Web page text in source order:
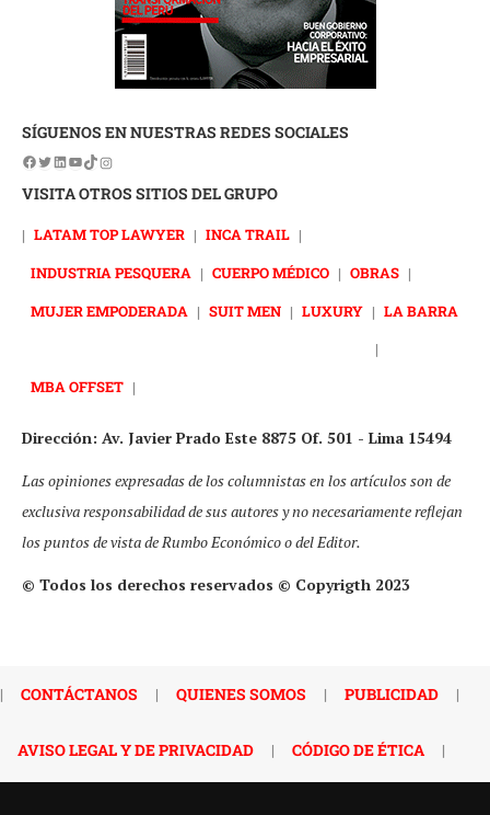
SÍGUENOS EN NUESTRAS REDES SOCIALES
VISITA OTROS SITIOS DEL GRUPO
| LATAM TOP LAWYER | INCA TRAIL |
INDUSTRIA PESQUERA | CUERPO MÉDICO | OBRAS |
MUJER EMPODERADA | SUIT MEN | LUXURY | LA BARRA
|
MBA OFFSET |
Dirección: Av. Javier Prado Este 8875 Of. 501 - Lima 15494
Las opiniones expresadas de los columnistas en los artículos son de
exclusiva responsabilidad de sus autores y no necesariamente reflejan
los puntos de vista de Rumbo Económico o del Editor.
© Todos los derechos reservados © Copyrigth 2023
| CONTÁCTANOS | QUIENES SOMOS | PUBLICIDAD |
AVISO LEGAL Y DE PRIVACIDAD | CÓDIGO DE ÉTICA |